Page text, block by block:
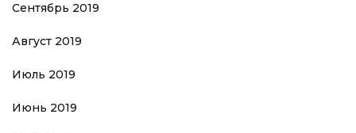
Сентябрь 2019
Август 2019
Июль 2019
Июнь 2019